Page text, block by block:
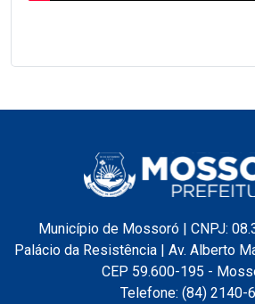
Município de Mossoró | CNPJ:
Palácio da Resistência | Av. Alberto
CEP 59.600-195 -
Telefone: (84) 2140-